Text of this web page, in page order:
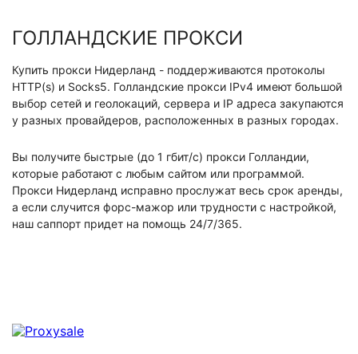
ГОЛЛАНДСКИЕ ПРОКСИ
Купить прокси Нидерланд - поддерживаются протоколы
HTTP(s) и Socks5. Голландские прокси IPv4 имеют большой
выбор сетей и геолокаций, сервера и IP адреса закупаются
у разных провайдеров, расположенных в разных городах.
Вы получите быстрые (до 1 гбит/с) прокси Голландии,
которые работают с любым сайтом или программой.
Прокси Нидерланд исправно прослужат весь срок аренды,
а если случится форс-мажор или трудности с настройкой,
наш саппорт придет на помощь 24/7/365.